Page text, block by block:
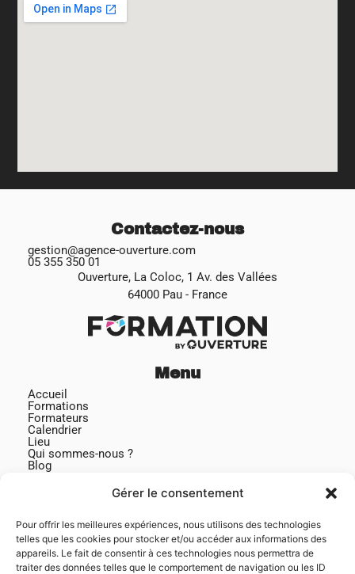
Gérer le consentement
Pour offrir les meilleures expériences, nous utilisons des technologies
telles que les cookies pour stocker et/ou accéder aux informations des
appareils. Le fait de consentir à ces technologies nous permettra de
traiter des données telles que le comportement de navigation ou les ID
Contactez-nous
gestion@agence-ouverture.com
05 355 350 01
Ouverture, La Coloc, 1 Av. des Vallées
64000 Pau - France
Menu
Accueil
Formations
Formateurs
Calendrier
Lieu
Qui sommes-nous ?
Blog